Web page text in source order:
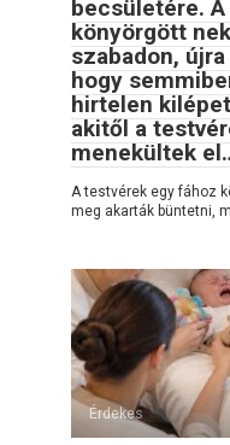
becsületére.
könyörgött
szabadon,
hogy
hirtelen
akitől a
menekültek
A testvérek egy fához
meg akarták büntetni,
Érdekes